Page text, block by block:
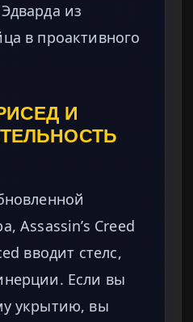
из
в проактивного
И
Assassin’s Creed
вводит стелс,
Если вы
укрытию, вы